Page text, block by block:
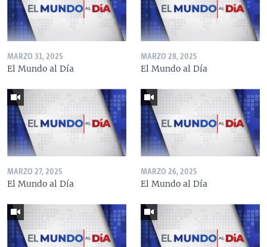
MARZO 31, 2025
El Mundo al Día
MARZO 28, 2025
El Mundo al Día
MARZO 27, 2025
El Mundo al Día
MARZO 26, 2025
El Mundo al Día